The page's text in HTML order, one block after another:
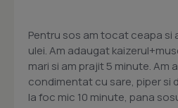
Pentru sos am tocat ceapa si
ulei. Am adaugat
mari si am prajit 5 minute. Am
condimentat cu sare, piper si
la foc mic 10 minute, pana